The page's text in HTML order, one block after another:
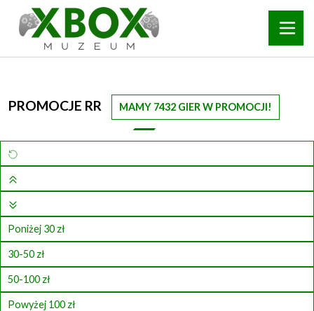
PROMOCJE RR MAMY 7432 GIER W PROMOCJI!
Poniżej 30 zł
30-50 zł
50-100 zł
Powyżej 100 zł